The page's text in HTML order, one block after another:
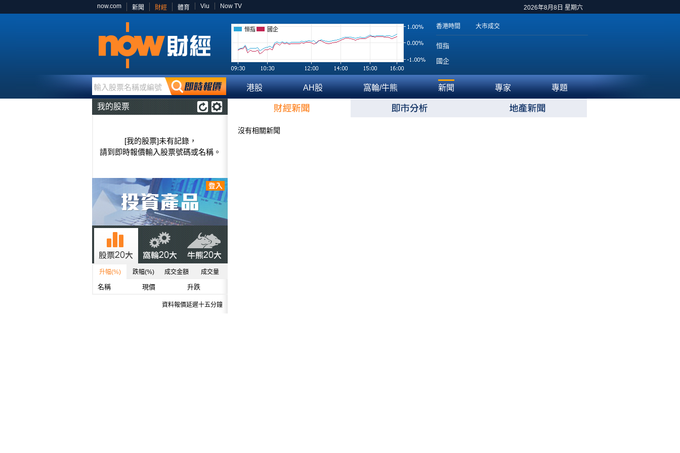
2026年8月8日 星期六
now.com 新聞 財經 體育 Viu Now TV
恒指 國企 香港時間 大市成交
恒指
國企
輸入股票名稱或編號 港股 AH股 窩輪/牛熊 新聞 專家 專題
我的股票
[我的股票]未有記錄，
請到即時報價輸入股票號碼或名稱。
升幅(%) 跌幅(%) 成交金額 成交量
名稱 現價 升跌
資料報價延遲十五分鐘
沒有相關新聞